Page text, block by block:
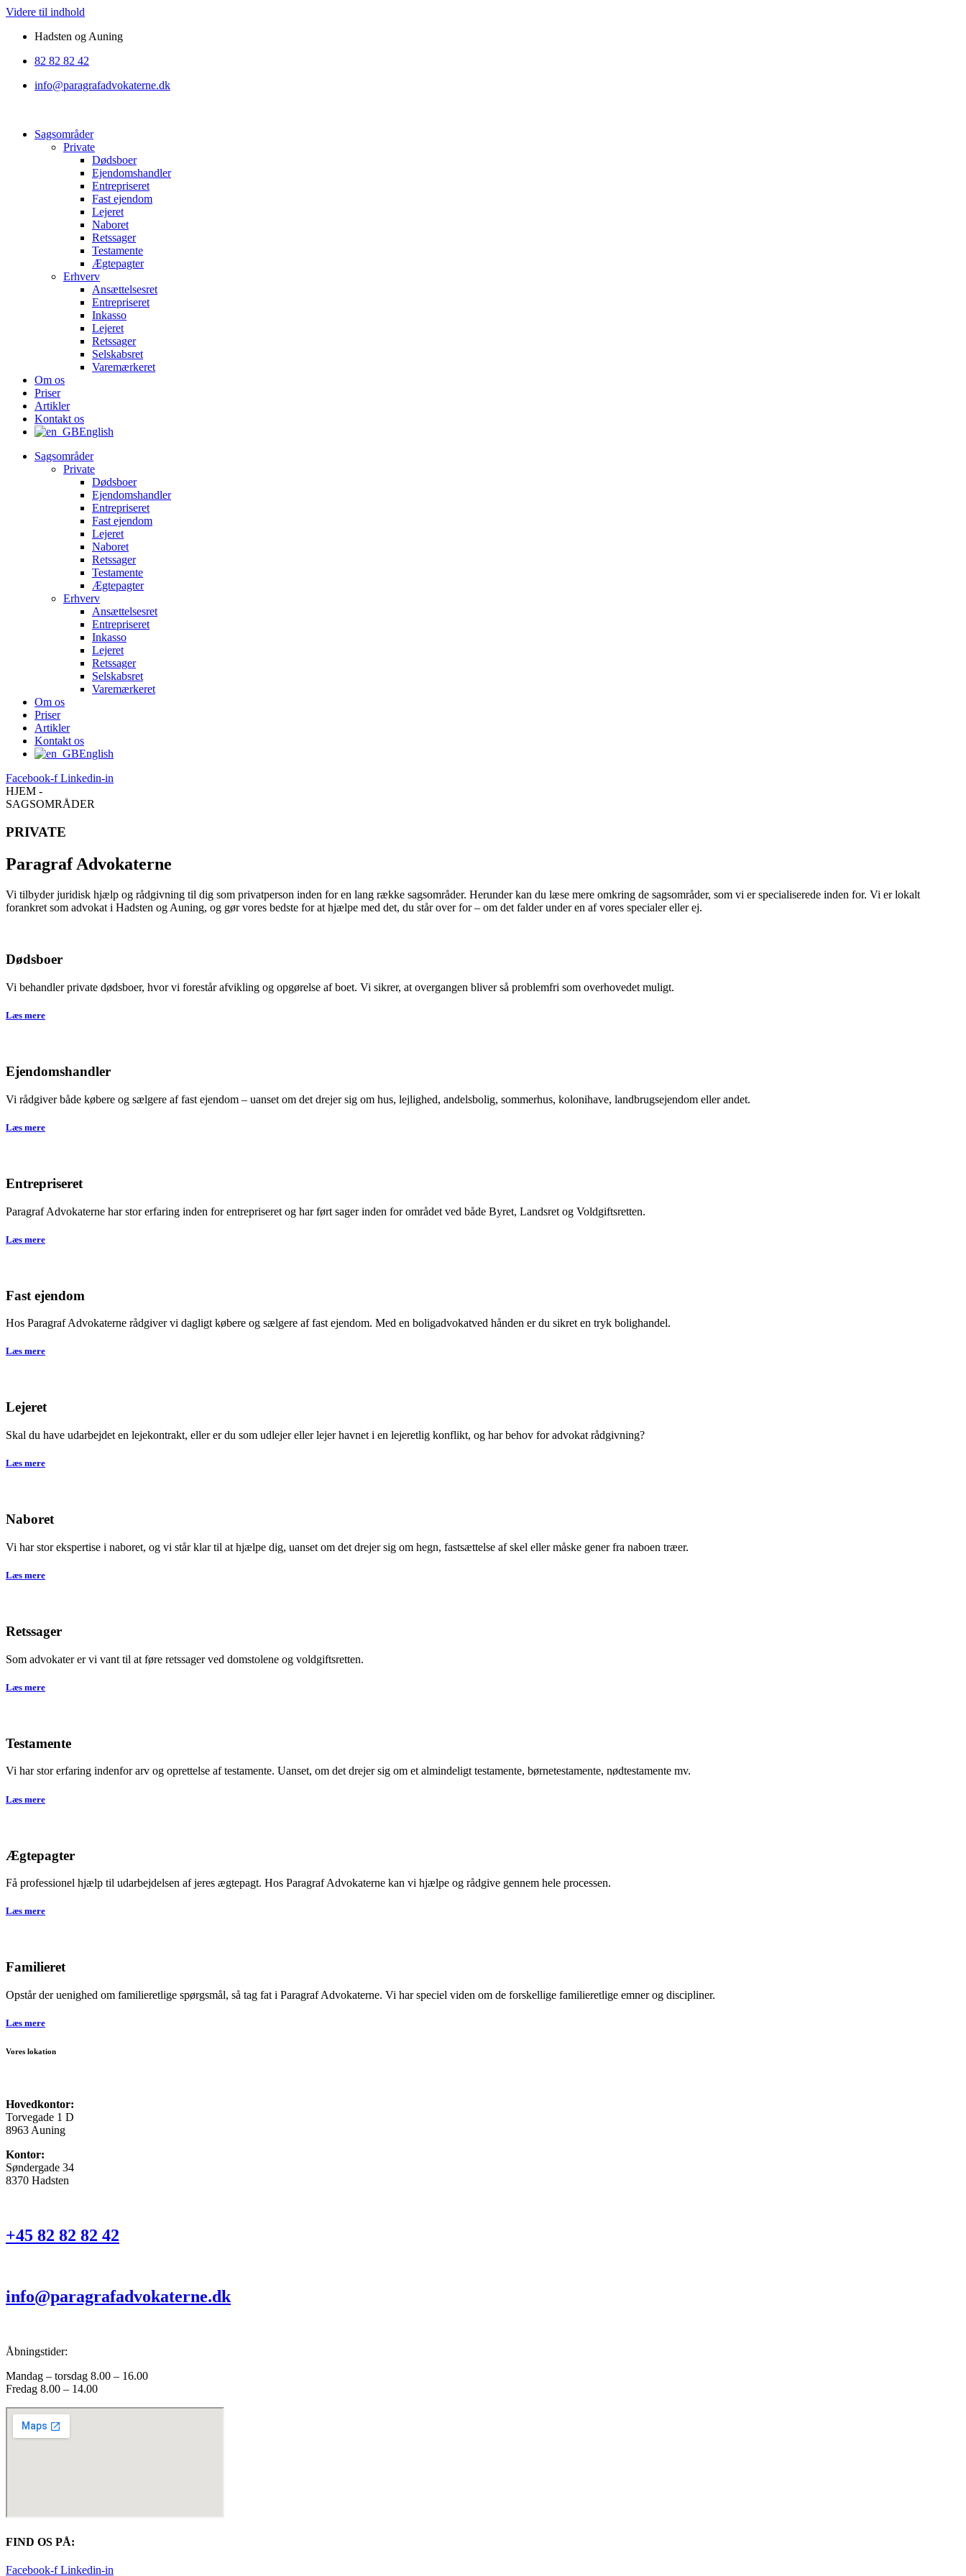
Videre til indhold
Hadsten og Auning
82 82 82 42
info@paragrafadvokaterne.dk
Sagsområder
Private
Dødsboer
Ejendomshandler
Entrepriseret
Fast ejendom
Lejeret
Naboret
Retssager
Testamente
Ægtepagter
Erhverv
Ansættelsesret
Entrepriseret
Inkasso
Lejeret
Retssager
Selskabsret
Varemærkeret
Om os
Priser
Artikler
Kontakt os
English
Sagsområder
Private
Dødsboer
Ejendomshandler
Entrepriseret
Fast ejendom
Lejeret
Naboret
Retssager
Testamente
Ægtepagter
Erhverv
Ansættelsesret
Entrepriseret
Inkasso
Lejeret
Retssager
Selskabsret
Varemærkeret
Om os
Priser
Artikler
Kontakt os
English
Facebook-f Linkedin-in
HJEM -
SAGSOMRÅDER
PRIVATE
Paragraf Advokaterne
Vi tilbyder juridisk hjælp og rådgivning til dig som privatperson inden for en lang række sagsområder. Herunder kan du læse mere omkring de sagsområder, som vi er specialiserede inden for. Vi er lokalt
forankret som advokat i Hadsten og Auning, og gør vores bedste for at hjælpe med det, du står over for – om det falder under en af vores specialer eller ej.
Dødsboer
Vi behandler private dødsboer, hvor vi forestår afvikling og opgørelse af boet. Vi sikrer, at overgangen bliver så problemfri som overhovedet muligt.
Læs mere
Ejendomshandler
Vi rådgiver både købere og sælgere af fast ejendom – uanset om det drejer sig om hus, lejlighed, andelsbolig, sommerhus, kolonihave, landbrugsejendom eller andet.
Læs mere
Entrepriseret
Paragraf Advokaterne har stor erfaring inden for entrepriseret og har ført sager inden for området ved både Byret, Landsret og Voldgiftsretten.
Læs mere
Fast ejendom
Hos Paragraf Advokaterne rådgiver vi dagligt købere og sælgere af fast ejendom. Med en boligadvokatved hånden er du sikret en tryk bolighandel.
Læs mere
Lejeret
Skal du have udarbejdet en lejekontrakt, eller er du som udlejer eller lejer havnet i en lejeretlig konflikt, og har behov for advokat rådgivning?
Læs mere
Naboret
Vi har stor ekspertise i naboret, og vi står klar til at hjælpe dig, uanset om det drejer sig om hegn, fastsættelse af skel eller måske gener fra naboen træer.
Læs mere
Retssager
Som advokater er vi vant til at føre retssager ved domstolene og voldgiftsretten.
Læs mere
Testamente
Vi har stor erfaring indenfor arv og oprettelse af testamente. Uanset, om det drejer sig om et almindeligt testamente, børnetestamente, nødtestamente mv.
Læs mere
Ægtepagter
Få professionel hjælp til udarbejdelsen af jeres ægtepagt. Hos Paragraf Advokaterne kan vi hjælpe og rådgive gennem hele processen.
Læs mere
Familieret
Opstår der uenighed om familieretlige spørgsmål, så tag fat i Paragraf Advokaterne. Vi har speciel viden om de forskellige familieretlige emner og discipliner.
Læs mere
Vores lokation
Hovedkontor:
Torvegade 1 D
8963 Auning
Kontor:
Søndergade 34
8370 Hadsten
+45 82 82 82 42
info@paragrafadvokaterne.dk
Åbningstider:
Mandag – torsdag 8.00 – 16.00
Fredag 8.00 – 14.00
FIND OS PÅ:
Facebook-f Linkedin-in